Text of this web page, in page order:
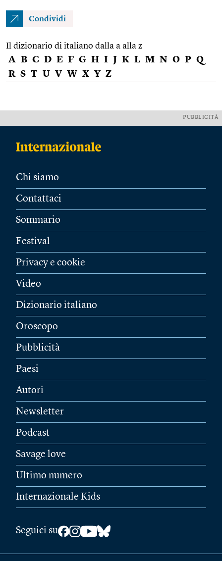
Condividi
Il dizionario di italiano dalla a alla z
A B C D E F G H I J K L M N O P Q
R S T U V W X Y Z
PUBBLICITÀ
Chi siamo
Contattaci
Sommario
Festival
Privacy e cookie
Video
Dizionario italiano
Oroscopo
Pubblicità
Paesi
Autori
Newsletter
Podcast
Savage love
Ultimo numero
Internazionale Kids
Seguici su